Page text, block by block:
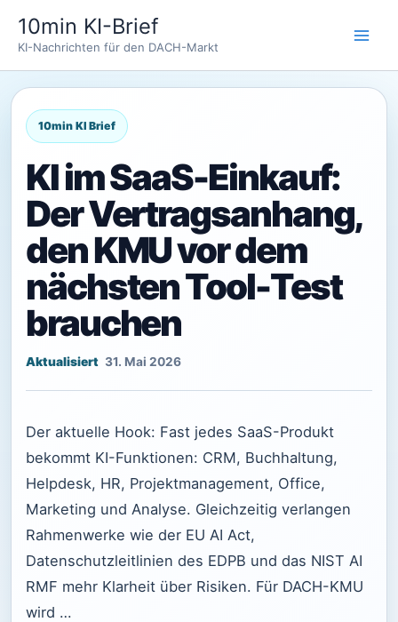
Inhalt
springen
10min KI-Brief
KI-Nachrichten für den DACH-Markt
KI im SaaS-Einkauf:
Der Vertragsanhang,
den KMU vor dem
nächsten Tool-Test
brauchen
31. Mai 2026
Der aktuelle Hook: Fast jedes SaaS-Produkt
bekommt KI-Funktionen: CRM, Buchhaltung,
Helpdesk, HR, Projektmanagement, Office,
Marketing und Analyse. Gleichzeitig verlangen
Rahmenwerke wie der EU AI Act,
Datenschutzleitlinien des EDPB und das NIST AI
RMF mehr Klarheit über Risiken. Für DACH-KMU
wird …